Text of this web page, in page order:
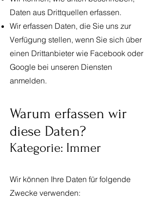
Daten aus Drittquellen erfassen.
Wir erfassen Daten, die Sie uns zur
Verfügung stellen, wenn Sie sich über
einen Drittanbieter wie Facebook oder
Google bei unseren Diensten
anmelden.
Warum erfassen wir
diese Daten?
Kategorie: Immer
Wir können Ihre Daten für folgende
Zwecke verwenden: